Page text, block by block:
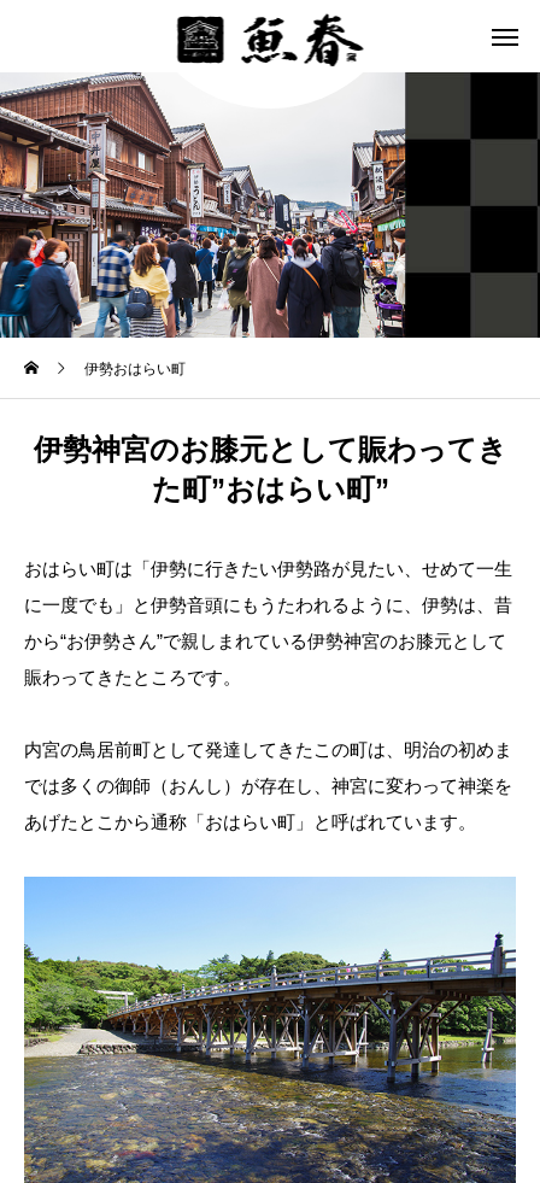
伊勢おはらい町
伊勢神宮のお膝元として賑わってき
た町”おはらい町”
おはらい町は「伊勢に行きたい伊勢路が見たい、せめて一生
に一度でも」と伊勢音頭にもうたわれるように、伊勢は、昔
から“お伊勢さん”で親しまれている伊勢神宮のお膝元として
賑わってきたところです。
内宮の鳥居前町として発達してきたこの町は、明治の初めま
では多くの御師（おんし）が存在し、神宮に変わって神楽を
あげたとこから通称「おはらい町」と呼ばれています。